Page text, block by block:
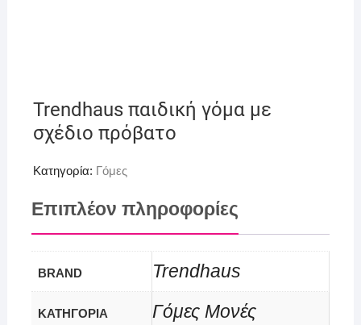
Trendhaus παιδική γόμα με
σχέδιο πρόβατο
Κατηγορία: Γόμες
Επιπλέον πληροφορίες
BRAND Trendhaus
ΚΑΤΗΓΟΡΙΑ Γόμες Μονές